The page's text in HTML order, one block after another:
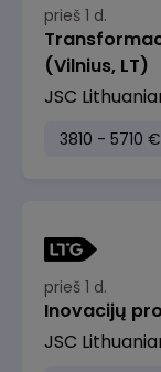
prieš 1 d.
(Vilnius, LT)
JSC
3810 - 5710
prieš 1 d.
Inovacijų
JSC